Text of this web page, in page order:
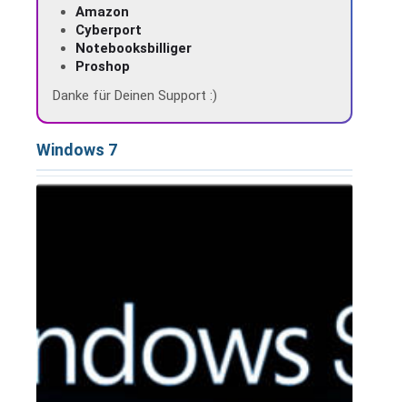
Amazon
Cyberport
Notebooksbilliger
Proshop
Danke für Deinen Support :)
Windows 7